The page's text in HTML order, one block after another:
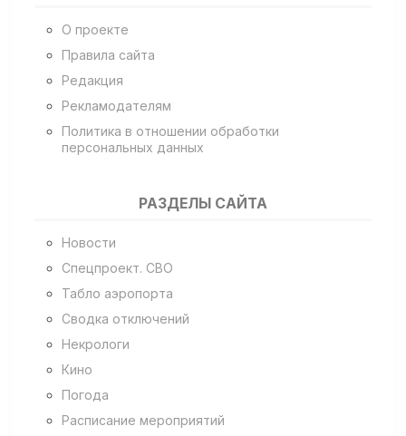
О проекте
Правила сайта
Редакция
Рекламодателям
Политика в отношении обработки
персональных данных
РАЗДЕЛЫ САЙТА
Новости
Спецпроект. СВО
Табло аэропорта
Сводка отключений
Некрологи
Кино
Погода
Расписание мероприятий